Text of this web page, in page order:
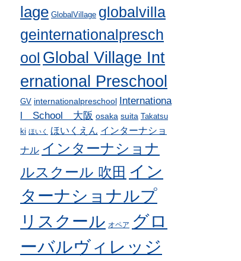
lage GlobalVillage globalvilla
geinternationalpresch
ool Global Village Int
ernational Preschool
GV internationalpreschool Internationa
l School 大阪 osaka suita Takatsu
ki ほいく ほいくえん インターナショ
ナル インターナショナ
ルスクール 吹田 イン
ターナショナルプ
リスクール オペア グロ
ーバルヴィレッジ